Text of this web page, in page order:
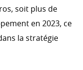
soit plus de
en 2023, ce
la stratégie